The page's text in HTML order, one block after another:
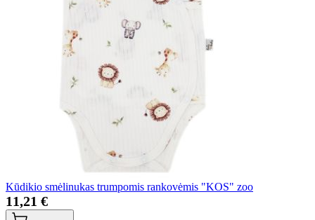
Kūdikio smėlinukas trumpomis rankovėmis "KOS" zoo
11,21 €